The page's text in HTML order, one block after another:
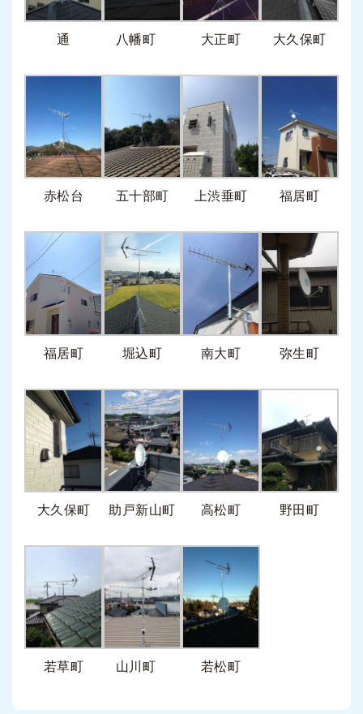
通 八幡町 大正町 大久保町
赤松台 五十部町 上渋垂町 福居町
福居町 堀込町 南大町 弥生町
大久保町 助戸新山町 高松町 野田町
若草町 山川町 若松町